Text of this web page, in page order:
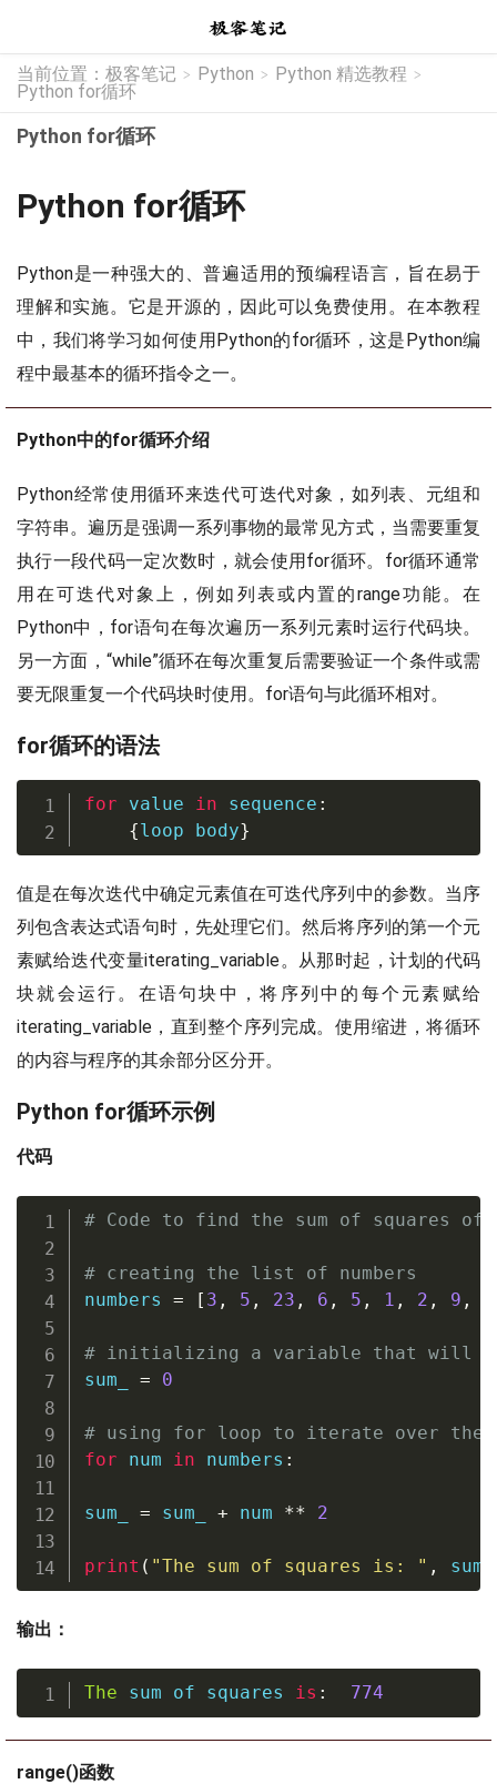
当前位置： 极客笔记 > Python > Python 精选教程 >
Python for循环
Python for循环
Python for循环
Python是一种强大的、普遍适用的预编程语言，旨在易于
理解和实施。它是开源的，因此可以免费使用。在本教程
中，我们将学习如何使用Python的for循环，这是Python编
程中最基本的循环指令之一。
Python中的for循环介绍
Python经常使用循环来迭代可迭代对象，如列表、元组和
字符串。遍历是强调一系列事物的最常见方式，当需要重复
执行一段代码一定次数时，就会使用for循环。for循环通常
用在可迭代对象上，例如列表或内置的range功能。在
Python中，for语句在每次遍历一系列元素时运行代码块。
另一方面，“while”循环在每次重复后需要验证一个条件或需
要无限重复一个代码块时使用。for语句与此循环相对。
for循环的语法
for value in sequence :
{loop body}
值是在每次迭代中确定元素值在可迭代序列中的参数。当序
列包含表达式语句时，先处理它们。然后将序列的第一个元
素赋给迭代变量iterating_variable。从那时起，计划的代码
块就会运行。在语句块中，将序列中的每个元素赋给
iterating_variable，直到整个序列完成。使用缩进，将循环
的内容与程序的其余部分区分开。
Python for循环示例
代码
# Code to find the sum of squares
# creating the list of numbers
numbers = [ 3 , 5 , 23 , 6 , 5 , 1 , 2 , 9 ,
# initializing a variable that will
sum_ = 0
# using for loop to iterate over
for num in numbers :
sum_ = sum_ + num ** 2
print ( "The sum of squares is: " , sum_
输出：
The sum of squares is : 774
range()函数